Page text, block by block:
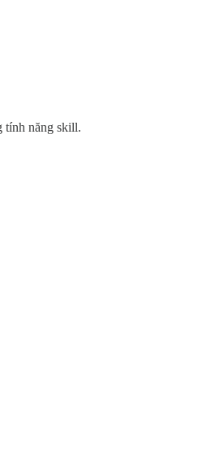
tính năng skill.